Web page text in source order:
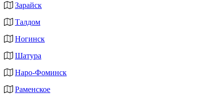
Зарайск
Талдом
Ногинск
Шатура
Наро-Фоминск
Раменское